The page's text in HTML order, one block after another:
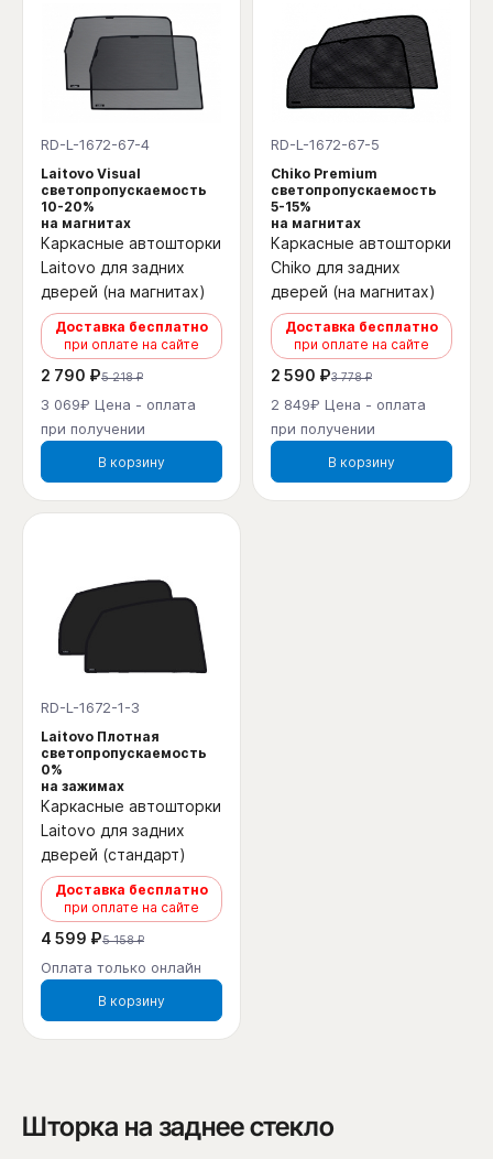
RD-L-1672-67-4
Laitovo Visual
светопропускаемость
10-20%
на магнитах
Каркасные автошторки
Laitovo для задних
дверей (на магнитах)
Доставка бесплатно
при оплате на сайте
2 790 ₽5 218 ₽
3 069₽ Цена - оплата
при получении
В корзину
RD-L-1672-67-5
Chiko Premium
светопропускаемость
5-15%
на магнитах
Каркасные автошторки
Chiko для задних
дверей (на магнитах)
Доставка бесплатно
при оплате на сайте
2 590 ₽3 778 ₽
2 849₽ Цена - оплата
при получении
В корзину
RD-L-1672-1-3
Laitovo Плотная
светопропускаемость
0%
на зажимах
Каркасные автошторки
Laitovo для задних
дверей (стандарт)
Доставка бесплатно
при оплате на сайте
4 599 ₽5 158 ₽
Оплата только онлайн
В корзину
Шторка на заднее стекло